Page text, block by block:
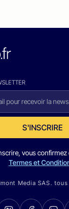
S'INSCRIRE
vous
Termes et
Media SAS.